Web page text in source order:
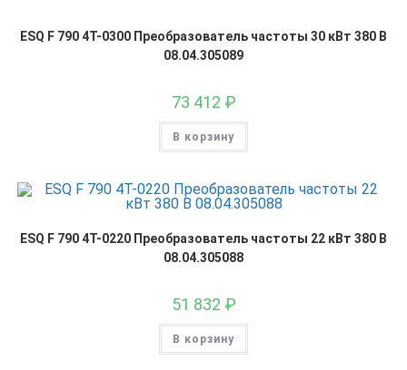
ESQ F 790 4T-0300 Преобразователь частоты 30 кВт 380 В
08.04.305089
73 412 ₽
В корзину
ESQ F 790 4T-0220 Преобразователь частоты 22 кВт 380 В
08.04.305088
51 832 ₽
В корзину